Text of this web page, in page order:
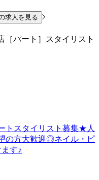
求人を見る
パート］スタイリスト
トスタイリスト募集★人
の方大歓迎◎ネイル・ピ
す♪